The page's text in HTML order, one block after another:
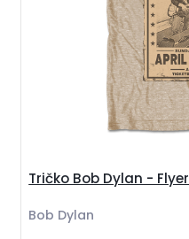
Tričko Bob Dylan - Flyer
Bob Dylan